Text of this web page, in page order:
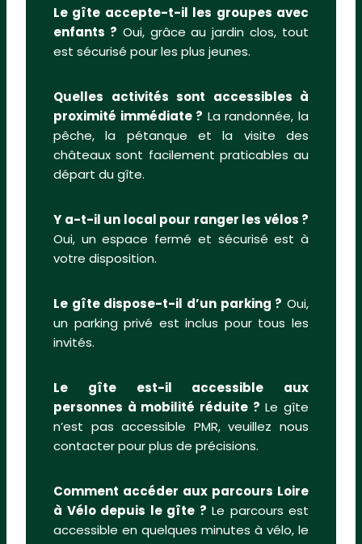
Le gîte accepte-t-il les groupes avec
enfants ? Oui, grâce au jardin clos, tout
est sécurisé pour les plus jeunes.
Quelles activités sont accessibles à
proximité immédiate ? La randonnée, la
pêche, la pétanque et la visite des
châteaux sont facilement praticables au
départ du gîte.
Y a-t-il un local pour ranger les vélos ?
Oui, un espace fermé et sécurisé est à
votre disposition.
Le gîte dispose-t-il d’un parking ? Oui,
un parking privé est inclus pour tous les
invités.
Le gîte est-il accessible aux
personnes à mobilité réduite ? Le gîte
n’est pas accessible PMR, veuillez nous
contacter pour plus de précisions.
Comment accéder aux parcours Loire
à Vélo depuis le gîte ? Le parcours est
accessible en quelques minutes à vélo, le